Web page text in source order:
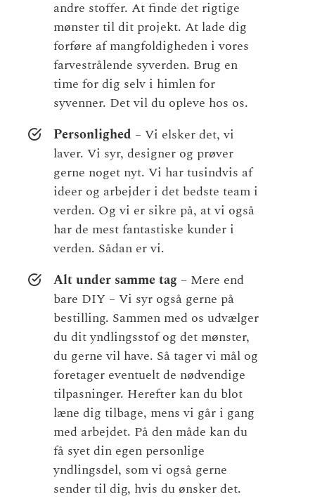
andre stoffer. At finde det rigtige
mønster til dit projekt. At lade dig
forføre af mangfoldigheden i vores
farvestrålende syverden. Brug en
time for dig selv i himlen for
syvenner. Det vil du opleve hos os.
Personlighed – Vi elsker det, vi
laver. Vi syr, designer og prøver
gerne noget nyt. Vi har tusindvis af
ideer og arbejder i det bedste team i
verden. Og vi er sikre på, at vi også
har de mest fantastiske kunder i
verden. Sådan er vi.
Alt under samme tag – Mere end
bare DIY – Vi syr også gerne på
bestilling. Sammen med os udvælger
du dit yndlingsstof og det mønster,
du gerne vil have. Så tager vi mål og
foretager eventuelt de nødvendige
tilpasninger. Herefter kan du blot
læne dig tilbage, mens vi går i gang
med arbejdet. På den måde kan du
få syet din egen personlige
yndlingsdel, som vi også gerne
sender til dig, hvis du ønsker det.